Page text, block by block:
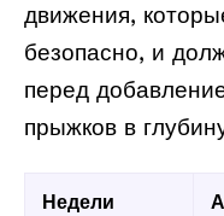
движения,
безопасно, и
перед
прыжков в
Недели